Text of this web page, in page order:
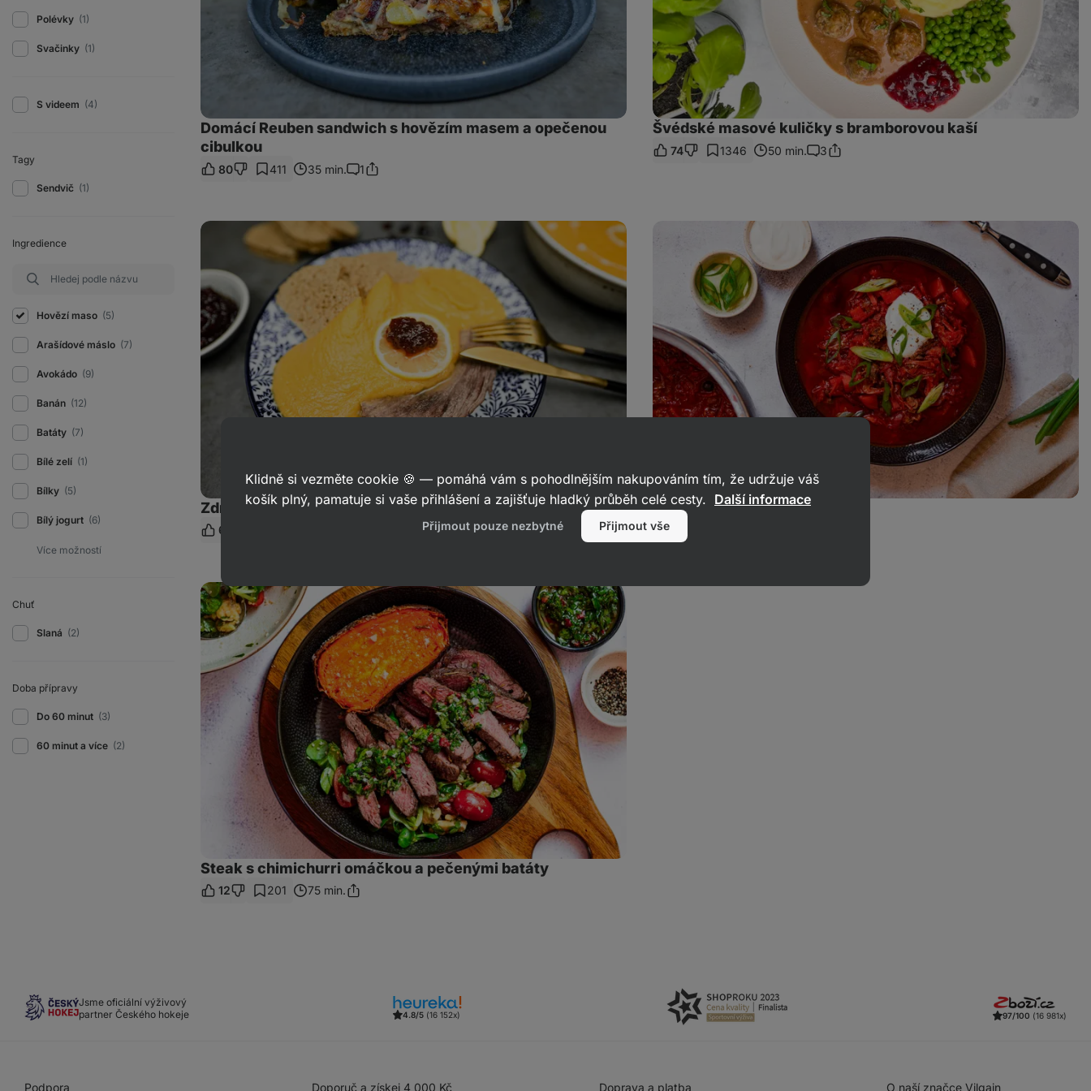
Polévky (1)
Svačinky (1)
S videem (4)
Tagy
Sendvič (1)
Ingredience
Hovězí maso (5)
Arašídové máslo (7)
Avokádo (9)
Banán (12)
Batáty (7)
Bílé zelí (1)
Bílky (5)
Bílý jogurt (6)
Chuť
Slaná (2)
Doba přípravy
Do 60 minut (3)
60 minut a více (2)
Domácí Reuben sandwich s hovězím masem a opečenou
cibulkou
80 411 35 min.
Komentáře
1Sdílet
Švédské masové kuličky s bramborovou kaší
74 1346 50 min.
Komentáře
3Sdílet
Zdravá
knedlíkem
Zdravá svíčková s ovesným knedlíkem
67
Boršč s hovězím masem
Steak
s
chimichurri
omáčkou
a
pečenými
batáty
Steak s chimichurri omáčkou a pečenými batáty
12 201 75 min.Sdílet
Jsme oficiální výživový
partner Českého hokeje
4.8/5 (16 152x) 97/100 (16 981x)
Podpora Doporuč a získej 4 000 Kč Doprava a platba O naší značce Vilgain
Klidně si vezměte cookie 🍪 — pomáhá vám s pohodlnějším nakupováním tím, že udržuje váš
košík plný, pamatuje si vaše přihlášení a zajišťuje hladký průběh celé cesty. Další informace
Přijmout pouze nezbytné Přijmout vše